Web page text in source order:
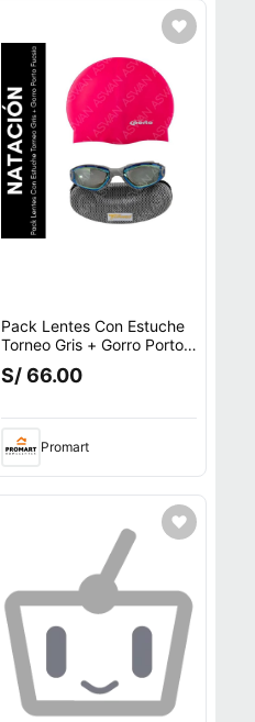
Pack Lentes Con Estuche
Torneo Gris + Gorro Porto
Fucsia
S/ 66.00
Promart